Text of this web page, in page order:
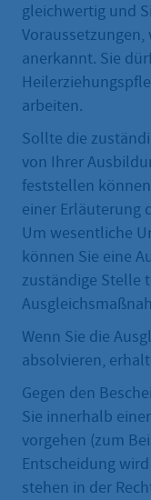
gleichwertig und
anerkannt. Sie
arbeiten.
Sollte die
von Ihrer
feststellen
einer Erläuterung
Um wesentliche
können Sie eine
zuständige Stelle
Wenn Sie die
absolvieren,
Gegen den
Sie innerhalb
vorgehen (zum
Entscheidung
stehen in der